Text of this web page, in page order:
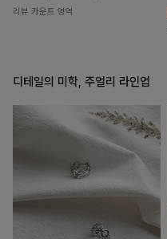
리뷰 카운트 영역
디테일의 미학, 주얼리 라인업